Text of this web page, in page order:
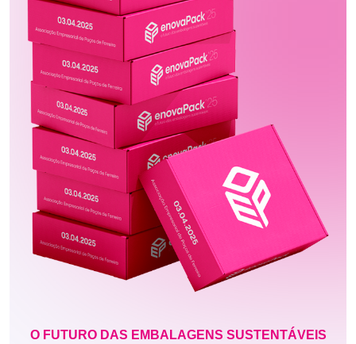
O FUTURO DAS EMBALAGENS SUSTENTÁVEIS